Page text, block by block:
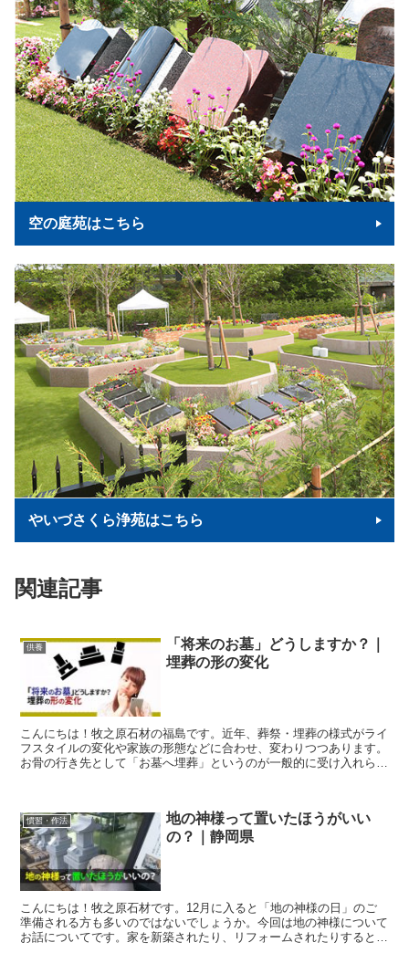
空の庭苑はこちら
やいづさくら浄苑はこちら
関連記事
供養
「将来のお墓」どうしますか？｜
埋葬の形の変化
こんにちは！牧之原石材の福島です。近年、葬祭・埋葬の様式がライ
フスタイルの変化や家族の形態などに合わせ、変わりつつあります。
お骨の行き先として「お墓へ埋葬」というのが一般的に受け入れられ
慣習・作法
地の神様って置いたほうがいい
の？｜静岡県
こんにちは！牧之原石材です。12月に入ると「地の神様の日」のご
準備される方も多いのではないでしょうか。今回は地の神様について
お話についてです。家を新築されたり、リフォームされたりすると地